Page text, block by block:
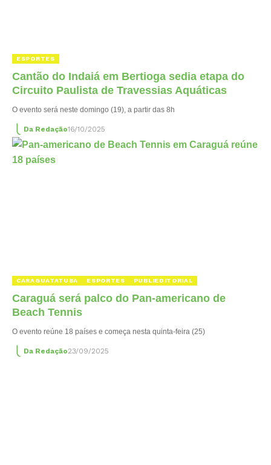
ESPORTES
Cantão do Indaiá em Bertioga sedia etapa do
Circuito Paulista de Travessias Aquáticas
O evento será neste domingo (19), a partir das 8h
Da Redação16/10/2025
CARAGUATATUBA ESPORTES PUBLIEDITORIAL
Caraguá será palco do Pan-americano de
Beach Tennis
O evento reúne 18 países e começa nesta quinta-feira (25)
Da Redação23/09/2025